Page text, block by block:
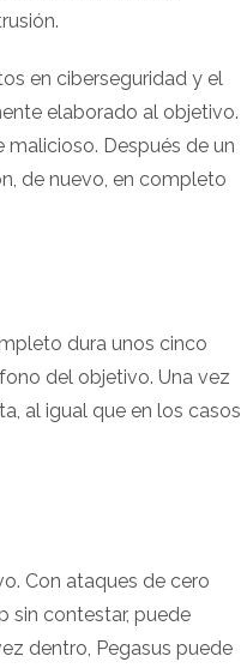
en ciberseguridad y el
elaborado al objetivo.
Después de un
de nuevo, en completo
dura unos cinco
del objetivo. Una vez
al igual que en los casos
Con ataques de cero
sin contestar, puede
dentro, Pegasus puede